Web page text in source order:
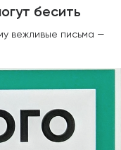
бесить
вежливые письма —